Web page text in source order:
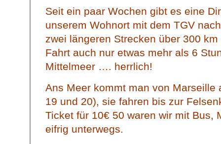
Seit ein paar Wochen gibt es eine
unserem Wohnort mit dem TGV
zwei längeren Strecken über 300
Fahrt auch nur etwas mehr als 6
Mittelmeer …. herrlich!
Ans Meer kommt man von Marseille
19 und 20), sie fahren bis zur
Ticket für 10€ 50 waren wir mit Bus,
eifrig unterwegs.